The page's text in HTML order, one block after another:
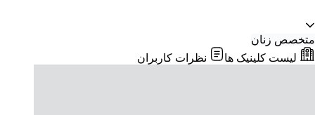
متخصص زنان
لیست کلینیک ها
نظرات کاربران